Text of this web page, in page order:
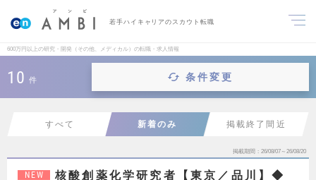
若手ハイキャリアのスカウト転職
600万円以上の研究・開発（その他、メディカル）の転職・求人情報
10 件 条件変更
すべて 新着のみ 掲載終了間近
掲載期間 26/08/07～26/08/20
NEW
核酸創薬化学研究者【東京／品川】◆